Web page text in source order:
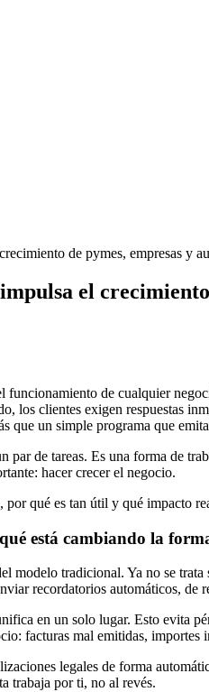
de pymes, empresas y
el
funcionamiento de cualquier
los clientes exigen respuestas
que un simple programa que
par de tareas. Es una forma de
hacer crecer el negocio.
qué es tan útil y qué impacto
está cambiando la
modelo tradicional. Ya no se
recordatorios automáticos,
en un solo lugar. Esto evita
facturas mal emitidas,
legales de forma
trabaja por ti, no al revés.